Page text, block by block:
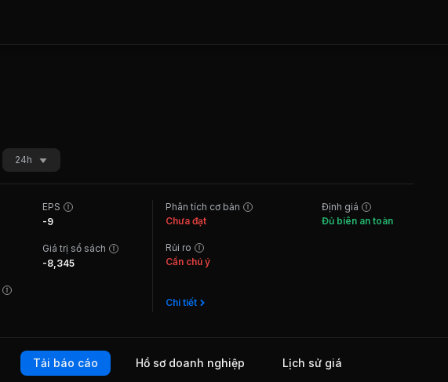
24h
EPS
-9
Giá trị sổ sách
-8,345
Phân tích cơ bản
Chưa đạt
Rủi ro
Cần chú ý
Chi tiết
Định giá
Đủ biên an toàn
Tải báo cáo Hồ sơ doanh nghiệp Lịch sử giá